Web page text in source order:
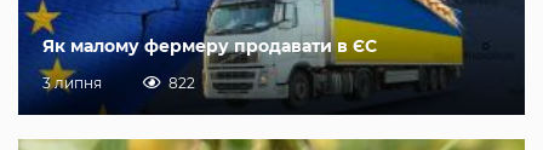
Як малому фермеру продавати в ЄС
3 липня 822